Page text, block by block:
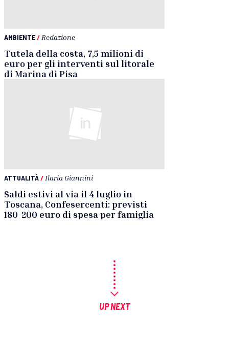
AMBIENTE/ Redazione
Tutela della costa, 7,5 milioni di
euro per gli interventi sul litorale
di Marina di Pisa
ATTUALITÀ/ Ilaria Giannini
Saldi estivi al via il 4 luglio in
Toscana, Confesercenti: previsti
180-200 euro di spesa per famiglia
UP NEXT